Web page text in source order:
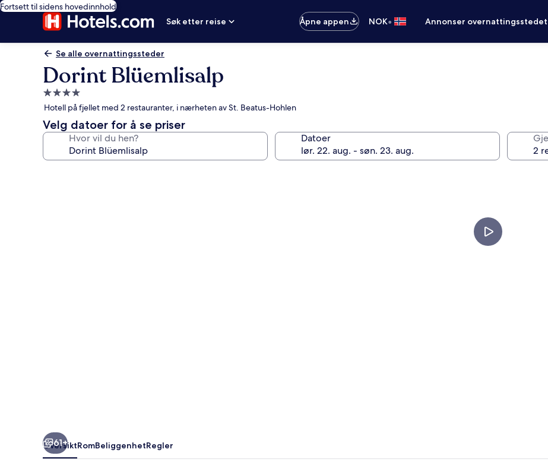
Fortsett til sidens hovedinnhold
Søk etter reise
Åpne appen NOK• Annonser
Se alle overnattingssteder
Dorint Blüemlisalp
Overnattingssted
med
4.0
stjerner
Hotell på fjellet med 2 restauranter, i nærheten av St. Beatus-Hohlen
Velg datoer for å se priser
Hvor vil du hen? Datoer
61+
OversiktRomBeliggenhetRegler